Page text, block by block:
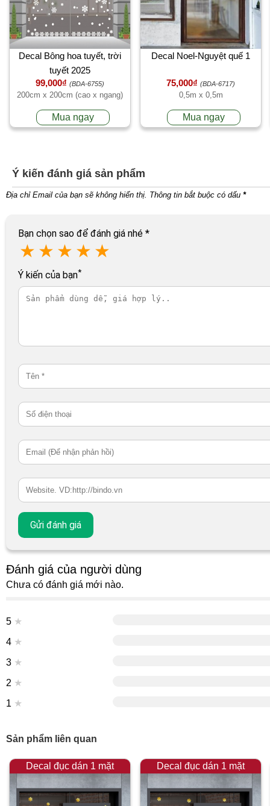
Decal Bông hoa tuyết, trời
tuyết 2025
99,000₫ (BDA-6755)
200cm x 200cm (cao x ngang)
Mua ngay
Decal Noel-Nguyệt quế 1
75,000₫ (BDA-6717)
0,5m x 0,5m
Mua ngay
Ý kiến đánh giá sản phẩm
Địa chỉ Email của bạn sẽ không hiển thị. Thông tin bắt buộc có dấu *
Bạn chọn sao để đánh giá nhé *
★ ★ ★ ★ ★
Ý kiến của bạn*
Đánh giá của người dùng
Chưa có đánh giá mới nào.
5 ★
4 ★
3 ★
2 ★
1 ★
Sản phẩm liên quan
Decal đục dán 1 mặt Decal đục dán 1 mặt